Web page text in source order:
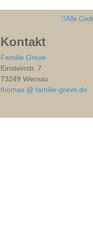
Alle
Kontakt
Familie Greve
Einsteinstr. 7
73249 Wernau
thomas @ familie-greve.de